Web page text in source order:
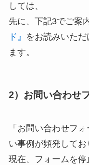
しては、
先に、下記3でご案
ド』
をお読みいた
ます。
2）お問い合わせ
「お問い合わせフ
い事例が頻発してお
現在、フォームを停